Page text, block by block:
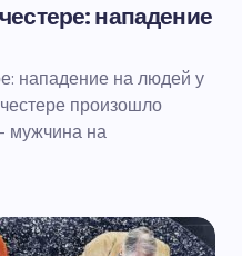
нападение
нападение на людей у
произошло
мужчина на